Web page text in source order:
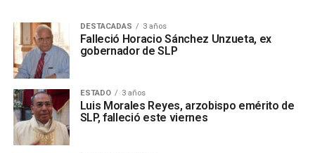
DESTACADAS 3 años
Falleció Horacio Sánchez Unzueta, ex
gobernador de SLP
ESTADO 3 años
Luis Morales Reyes, arzobispo emérito de
SLP, falleció este viernes